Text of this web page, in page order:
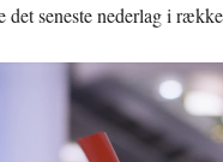
det seneste nederlag i